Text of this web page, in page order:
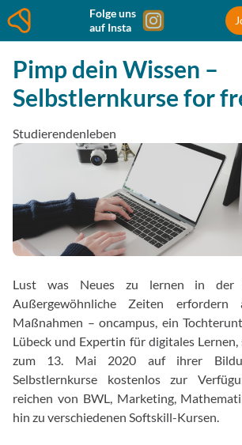
Folge uns
auf Insta
Pimp dein Wissen –
Selbstlernkurse for
Studierendenleben
Lust was Neues zu lernen in der
Außergewöhnliche Zeiten erfordern
Maßnahmen – oncampus, ein
Lübeck und Expertin für digitales
zum 13. Mai 2020 auf ihrer
Selbstlernkurse kostenlos zur
reichen von BWL, Marketing,
hin zu verschiedenen Softskill-Kursen.